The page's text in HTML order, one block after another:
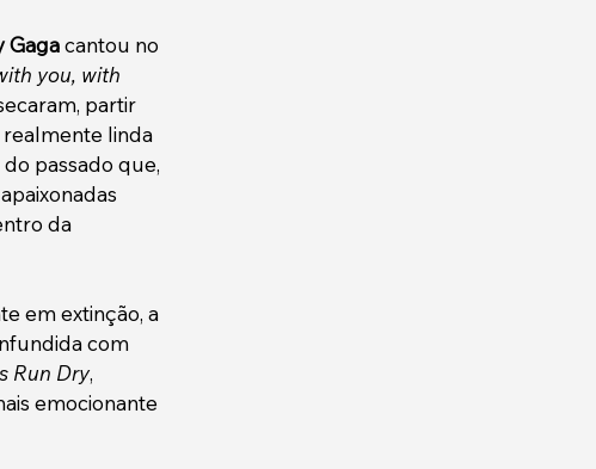
Gaga cantou no
you, with
partir
realmente linda
passado que,
da
em extinção, a
com
Run Dry,
emocionante